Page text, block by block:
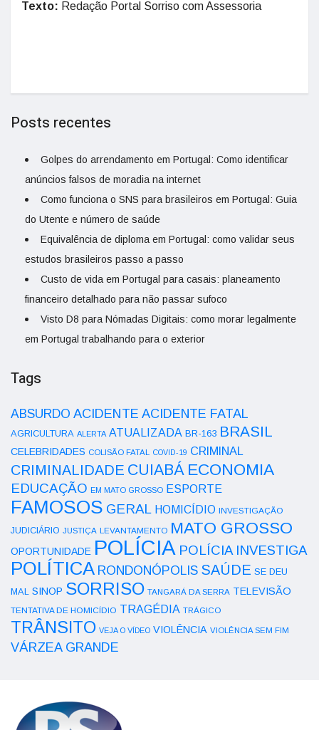
Texto: Redação Portal Sorriso com Assessoria
Posts recentes
Golpes do arrendamento em Portugal: Como identificar
anúncios falsos de moradia na internet
Como funciona o SNS para brasileiros em Portugal: Guia
do Utente e número de saúde
Equivalência de diploma em Portugal: como validar seus
estudos brasileiros passo a passo
Custo de vida em Portugal para casais: planeamento
financeiro detalhado para não passar sufoco
Visto D8 para Nómadas Digitais: como morar legalmente
em Portugal trabalhando para o exterior
Tags
ABSURDO ACIDENTE ACIDENTE FATAL
AGRICULTURA ALERTA ATUALIZADA BR-163 BRASIL
CELEBRIDADES COLISÃO FATAL COVID-19 CRIMINAL
CRIMINALIDADE CUIABÁ ECONOMIA
EDUCAÇÃO EM MATO GROSSO ESPORTE
FAMOSOS GERAL HOMICÍDIO INVESTIGAÇÃO
JUDICIÁRIO JUSTIÇA LEVANTAMENTO MATO GROSSO
OPORTUNIDADE POLÍCIA POLÍCIA INVESTIGA
POLÍTICA RONDONÓPOLIS SAÚDE SE DEU
MAL SINOP SORRISO TANGARÁ DA SERRA TELEVISÃO
TENTATIVA DE HOMICÍDIO TRAGÉDIA TRÁGICO
TRÂNSITO VEJA O VÍDEO VIOLÊNCIA VIOLÊNCIA SEM FIM
VÁRZEA GRANDE